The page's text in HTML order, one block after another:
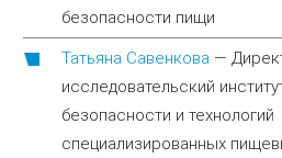
безопасности пищи
Татьяна Савенкова —
исследовательский
безопасности и технологий
специализированных